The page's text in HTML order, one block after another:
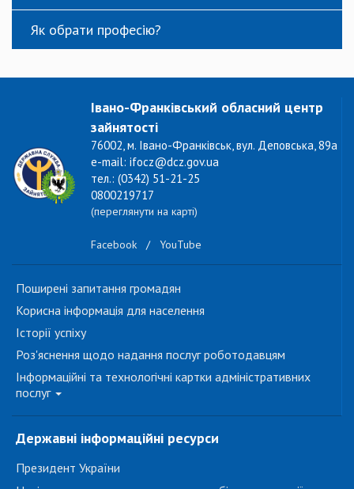
Як обрати професію?
Івано-Франківський обласний центр
зайнятості
76002, м. Івано-Франківськ, вул. Деповська, 89а
e-mail: ifocz@dcz.gov.ua
тел.: (0342) 51-21-25
0800219717
(переглянути на карті)
Facebook / YouTube
Поширені запитання громадян
Корисна інформація для населення
Історії успіху
Роз'яснення щодо надання послуг роботодавцям
Інформаційні та технологічні картки адміністративних
послуг
Державні інформаційні ресурси
Президент України